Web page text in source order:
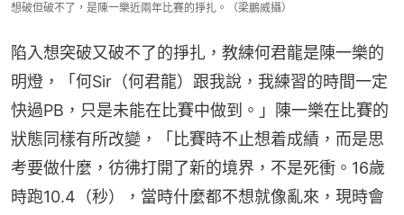
想破但破不了，是陳一樂近兩年比賽的掙扎。（梁鵬威攝）
陷入想突破又破不了的掙扎，教練何君龍是陳一樂的
明燈，「何Sir（何君龍）跟我說，我練習的時間一定
快過PB，只是未能在比賽中做到。」陳一樂在比賽的
狀態同樣有所改變，「比賽時不止想着成績，而是思
考要做什麼，彷彿打開了新的境界，不是死衝。16歲
時跑10.4（秒），當時什麼都不想就像亂來，現時會